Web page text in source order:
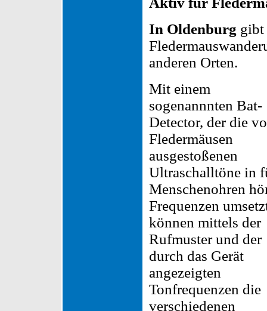
In Oldenburg gibt
anderen Orten.
Mit einem
sogenannnten Bat-
Detector, der die
Fledermäusen
ausgestoßenen
Ultraschalltöne in
Menschenohren
Frequenzen
können mittels der
Rufmuster und der
durch das Gerät
angezeigten
Tonfrequenzen die
verschiedenen